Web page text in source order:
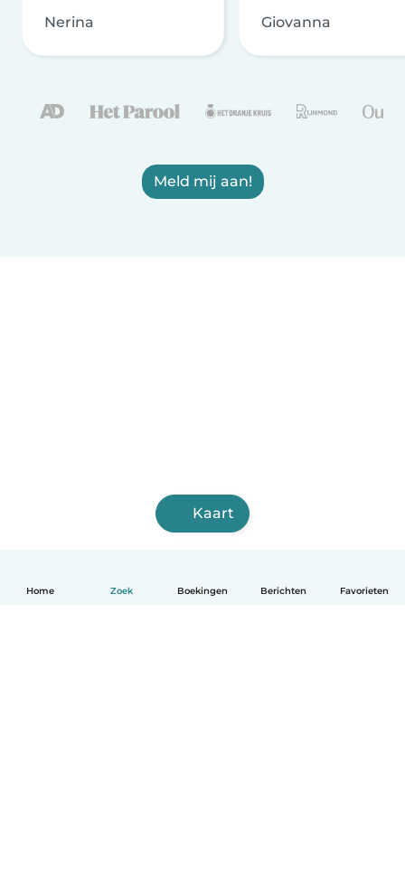
Home Zoek Boekingen Berichten Favorieten
Nerina Giovanna
Meld mij aan!
Kaart